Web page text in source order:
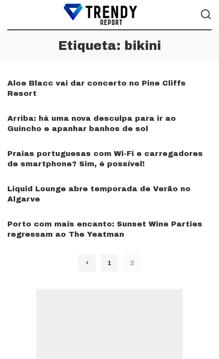
Etiqueta: bikini
Aloe Blacc vai dar concerto no Pine Cliffs
Resort
Arriba: há uma nova desculpa para ir ao
Guincho e apanhar banhos de sol
Praias portuguesas com Wi-Fi e carregadores
de smartphone? Sim, é possível!
Liquid Lounge abre temporada de Verão no
Algarve
Porto com mais encanto: Sunset Wine Parties
regressam ao The Yeatman
1 2